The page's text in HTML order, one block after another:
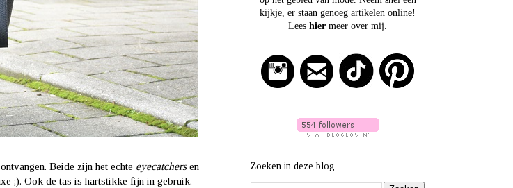
Beide zijn het echte eyecatchersen
;). Ook de tas is hartstikke fijn in gebruik.
kijkje, er staan genoeg artikelen online!
Lees hier meer over mij.
Zoeken in deze blog